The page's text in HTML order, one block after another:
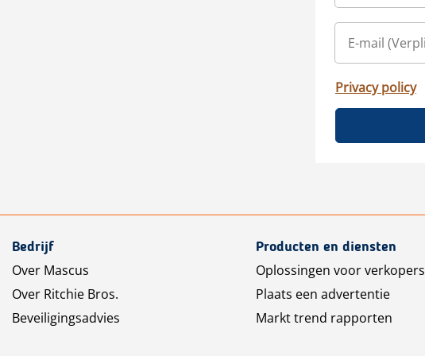
Privacy policy
Bedrijf
Over Mascus
Over Ritchie Bros.
Beveiligingsadvies
Producten en diensten
Oplossingen voor verkopers
Plaats een advertentie
Markt trend rapporten